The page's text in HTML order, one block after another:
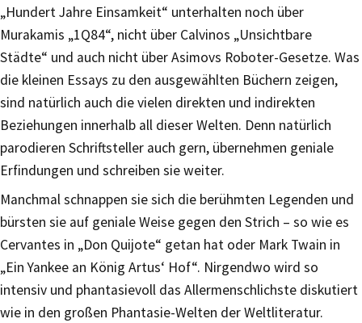
„Hundert Jahre Einsamkeit“ unterhalten noch über
Murakamis „1Q84“, nicht über Calvinos „Unsichtbare
Städte“ und auch nicht über Asimovs Roboter-Gesetze. Was
die kleinen Essays zu den ausgewählten Büchern zeigen,
sind natürlich auch die vielen direkten und indirekten
Beziehungen innerhalb all dieser Welten. Denn natürlich
parodieren Schriftsteller auch gern, übernehmen geniale
Erfindungen und schreiben sie weiter.
Manchmal schnappen sie sich die berühmten Legenden und
bürsten sie auf geniale Weise gegen den Strich – so wie es
Cervantes in „Don Quijote“ getan hat oder Mark Twain in
„Ein Yankee an König Artus‘ Hof“. Nirgendwo wird so
intensiv und phantasievoll das Allermenschlichste diskutiert
wie in den großen Phantasie-Welten der Weltliteratur.